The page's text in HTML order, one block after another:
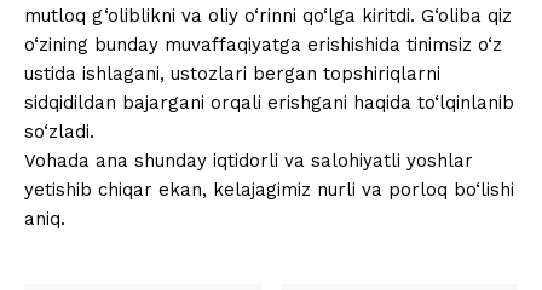
mutloq g‘oliblikni va oliy o‘rinni qo‘lga kiritdi. G‘oliba qiz
o‘zining bunday muvaffaqiyatga erishishida tinimsiz o‘z
ustida ishlagani, ustozlari bergan topshiriqlarni
sidqidildan bajargani orqali erishgani haqida to‘lqinlanib
so‘zladi.
Vohada ana shunday iqtidorli va salohiyatli yoshlar
yetishib chiqar ekan, kelajagimiz nurli va porloq bo‘lishi
aniq.